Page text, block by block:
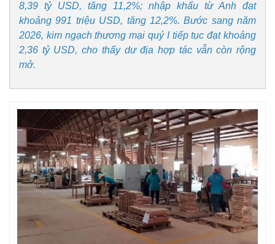
8,39 tỷ USD, tăng 11,2%; nhập khẩu từ Anh đạt
khoảng 991 triệu USD, tăng 12,2%. Bước sang năm
2026, kim ngạch thương mại quý I tiếp tục đạt khoảng
2,36 tỷ USD, cho thấy dư địa hợp tác vẫn còn rộng
mở.